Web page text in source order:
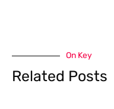
On Key
Related Posts